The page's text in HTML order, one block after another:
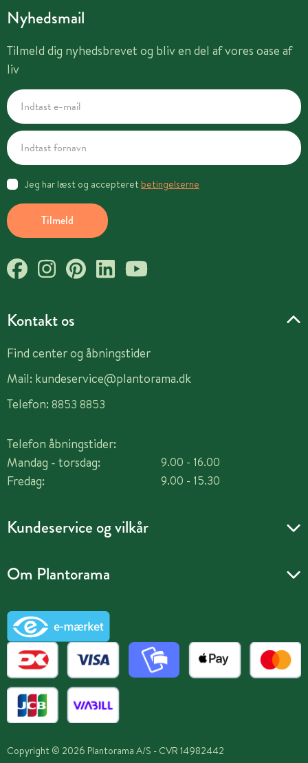
Kontakt os
Find center og åbningstider
Mail: kundeservice@plantorama.dk
Telefon: 8853 8853
Telefon åbningstider:
Mandag - torsdag:
Fredag:
9.00 - 16.00
9.00 - 15.30
Kundeservice og vilkår
Om Plantorama
Nyhedsmail
Tilmeld dig nyhedsbrevet og bliv en del af vores oase af
liv
Tilmeld
Jeg har læst og accepteret betingelserne
Copyright © 2026 Plantorama A/S - CVR 14982442